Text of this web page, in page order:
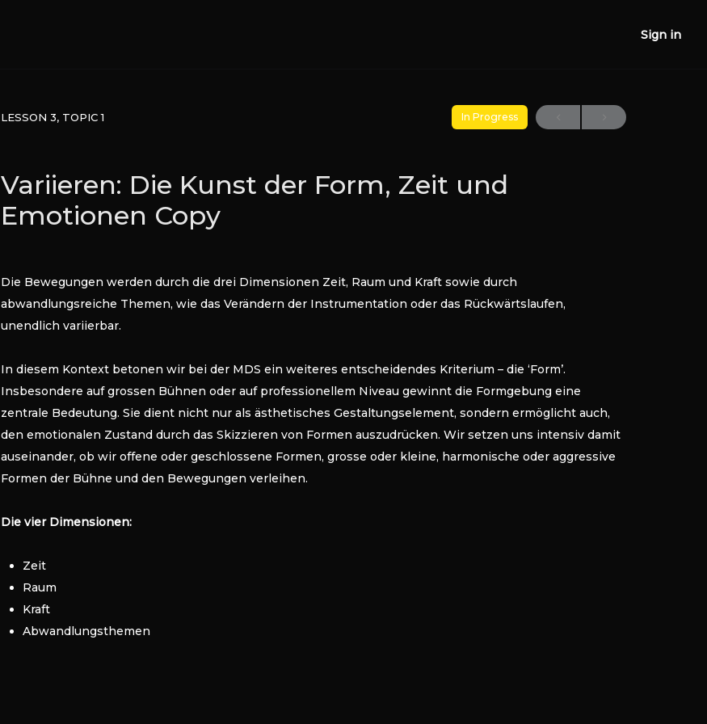
Sign in
LESSON 3, TOPIC 1 In Progress
Variieren: Die Kunst der Form, Zeit und
Emotionen Copy
Die Bewegungen werden durch die drei Dimensionen Zeit, Raum und Kraft sowie durch
abwandlungsreiche Themen, wie das Verändern der Instrumentation oder das Rückwärtslaufen,
unendlich variierbar.
In diesem Kontext betonen wir bei der MDS ein weiteres entscheidendes Kriterium – die ‘Form’.
Insbesondere auf grossen Bühnen oder auf professionellem Niveau gewinnt die Formgebung eine
zentrale Bedeutung. Sie dient nicht nur als ästhetisches Gestaltungselement, sondern ermöglicht auch,
den emotionalen Zustand durch das Skizzieren von Formen auszudrücken. Wir setzen uns intensiv damit
auseinander, ob wir offene oder geschlossene Formen, grosse oder kleine, harmonische oder aggressive
Formen der Bühne und den Bewegungen verleihen.
Die vier Dimensionen:
Zeit
Raum
Kraft
Abwandlungsthemen